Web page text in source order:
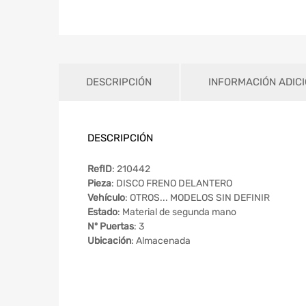
DESCRIPCIÓN INFORMACIÓN
DESCRIPCIÓN
RefID: 210442
Pieza: DISCO FRENO DELANTERO
Vehículo: OTROS... MODELOS SIN DEFINIR
Estado: Material de segunda mano
Nº Puertas: 3
Ubicación: Almacenada